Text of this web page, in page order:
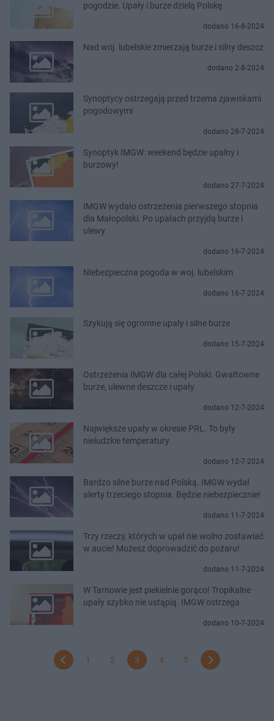
pogodzie. Upały i burze dzielą Polskę
dodano 16-8-2024
Nad woj. lubelskie zmierzają burze i silny deszcz
dodano 2-8-2024
Synoptycy ostrzegają przed trzema zjawiskami
pogodowymi
dodano 28-7-2024
Synoptyk IMGW: weekend będzie upalny i
burzowy!
dodano 27-7-2024
IMGW wydało ostrzeżenia pierwszego stopnia
dla Małopolski. Po upałach przyjdą burze i
ulewy
dodano 16-7-2024
Niebezpieczna pogoda w woj. lubelskim
dodano 16-7-2024
Szykują się ogromne upały i silne burze
dodano 15-7-2024
Ostrzeżenia IMGW dla całej Polski. Gwałtowne
burze, ulewne deszcze i upały
dodano 12-7-2024
Największe upały w okresie PRL. To były
nieludzkie temperatury
dodano 12-7-2024
Bardzo silne burze nad Polską. IMGW wydał
alerty trzeciego stopnia. Będzie niebezpiecznie!
dodano 11-7-2024
Trzy rzeczy, których w upał nie wolno zostawiać
w aucie! Możesz doprowadzić do pożaru!
dodano 11-7-2024
W Tarnowie jest piekielnie gorąco! Tropikalne
upały szybko nie ustąpią. IMGW ostrzega
dodano 10-7-2024
1 2 3 4 5